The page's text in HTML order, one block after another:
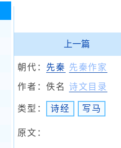
上一篇
朝代： 先秦 先秦作家
作者：佚名 诗文目录
类型： 诗经 写马
原文：